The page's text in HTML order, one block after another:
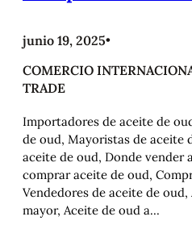
junio 19, 2025•
COMERCIO
TRADE
Importadores de aceite de
de oud, Mayoristas de aceite
aceite de oud, Donde vender
comprar aceite de oud,
Vendedores de aceite de
mayor, Aceite de oud a…